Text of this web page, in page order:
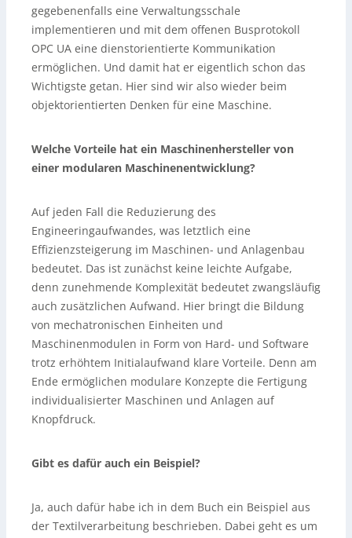
gegebenenfalls eine Verwaltungsschale
implementieren und mit dem offenen Busprotokoll
OPC UA eine dienstorientierte Kommunikation
ermöglichen. Und damit hat er eigentlich schon das
Wichtigste getan. Hier sind wir also wieder beim
objektorientierten Denken für eine Maschine.
Welche Vorteile hat ein Maschinenhersteller von
einer modularen Maschinenentwicklung?
Auf jeden Fall die Reduzierung des
Engineeringaufwandes, was letztlich eine
Effizienzsteigerung im Maschinen- und Anlagenbau
bedeutet. Das ist zunächst keine leichte Aufgabe,
denn zunehmende Komplexität bedeutet zwangsläufig
auch zusätzlichen Aufwand. Hier bringt die Bildung
von mechatronischen Einheiten und
Maschinenmodulen in Form von Hard- und Software
trotz erhöhtem Initialaufwand klare Vorteile. Denn am
Ende ermöglichen modulare Konzepte die Fertigung
individualisierter Maschinen und Anlagen auf
Knopfdruck.
Gibt es dafür auch ein Beispiel?
Ja, auch dafür habe ich in dem Buch ein Beispiel aus
der Textilverarbeitung beschrieben. Dabei geht es um